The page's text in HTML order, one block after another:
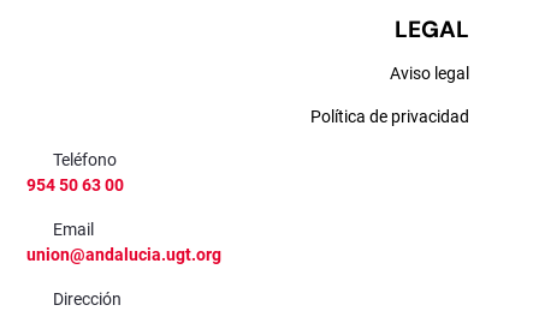
LEGAL
Aviso legal
Política de privacidad
Teléfono
954 50 63 00
Email
union@andalucia.ugt.org
Dirección